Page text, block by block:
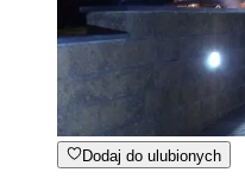
Dodaj do ulubionych